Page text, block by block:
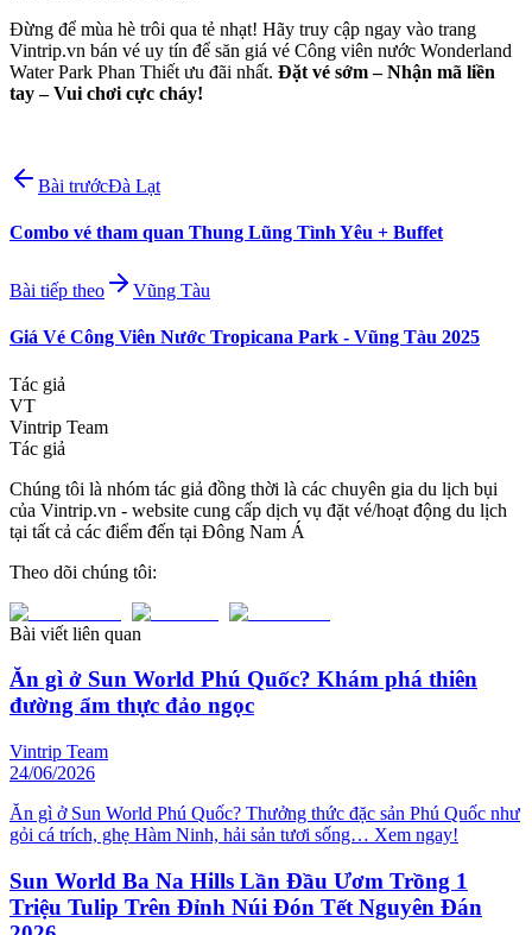
Đừng để mùa hè trôi qua tẻ nhạt! Hãy truy cập ngay vào trang
Vintrip.vn bán vé uy tín để săn giá vé Công viên nước Wonderland
Water Park Phan Thiết ưu đãi nhất. Đặt vé sớm – Nhận mã liền
tay – Vui chơi cực cháy!
Bài trướcĐà Lạt
Combo vé tham quan Thung Lũng Tình Yêu + Buffet
Bài tiếp theo Vũng Tàu
Giá Vé Công Viên Nước Tropicana Park - Vũng Tàu 2025
Tác giả
VT
Vintrip Team
Tác giả
Chúng tôi là nhóm tác giả đồng thời là các chuyên gia du lịch bụi
của Vintrip.vn - website cung cấp dịch vụ đặt vé/hoạt động du lịch
tại tất cả các điểm đến tại Đông Nam Á
Theo dõi chúng tôi:
Bài viết liên quan
Ăn gì ở Sun World Phú Quốc? Khám phá thiên
đường ẩm thực đảo ngọc
Vintrip Team
24/06/2026
Ăn gì ở Sun World Phú Quốc? Thưởng thức đặc sản Phú Quốc như
gỏi cá trích, ghẹ Hàm Ninh, hải sản tươi sống… Xem ngay!
Sun World Ba Na Hills Lần Đầu Ươm Trồng 1
Triệu Tulip Trên Đỉnh Núi Đón Tết Nguyên Đán